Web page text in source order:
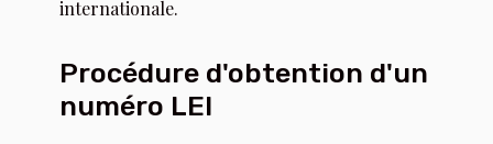
internationale.
Procédure d'obtention d'un
numéro LEI